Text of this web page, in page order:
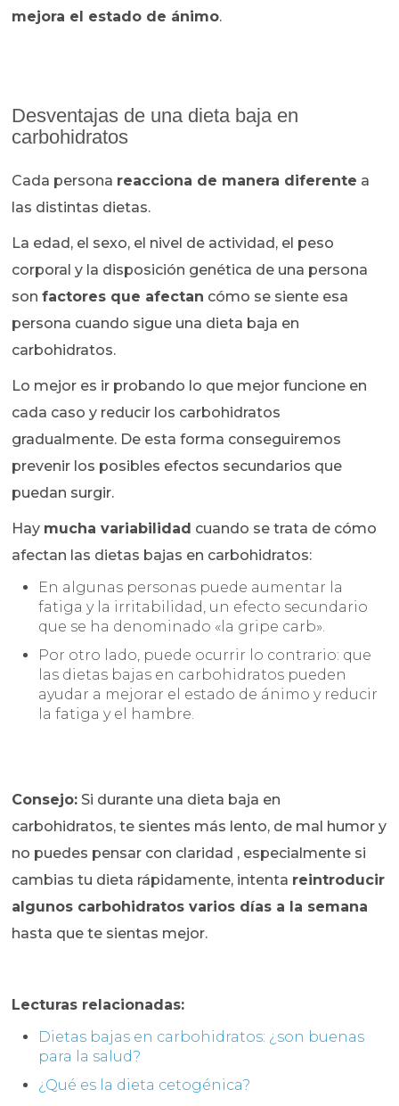
mejora el estado de ánimo.
Desventajas de una dieta baja en
carbohidratos
Cada persona reacciona de manera diferente a
las distintas dietas.
La edad, el sexo, el nivel de actividad, el peso
corporal y la disposición genética de una persona
sonfactores que afectan cómo se siente esa
persona cuando sigue una dieta baja en
carbohidratos.
Lo mejor es ir probando lo que mejor funcione en
cada caso y reducir los carbohidratos
gradualmente. De esta forma conseguiremos
prevenir los posibles efectos secundarios que
puedan surgir.
Hay mucha variabilidad cuando se trata de cómo
afectan las dietas bajas en carbohidratos:
En algunas personas puede aumentar la
fatiga y la irritabilidad, un efecto secundario
que se ha denominado «la gripe carb».
Por otro lado, puede ocurrir lo contrario: que
las dietas bajas en carbohidratos pueden
ayudar a mejorar el estado de ánimo y reducir
la fatiga y el hambre.
Consejo: Si durante una dieta baja en
carbohidratos, te sientes más lento, de mal humor y
no puedes pensar con claridad , especialmente si
cambias tu dieta rápidamente, intenta reintroducir
algunos carbohidratos varios días a la semana
hasta que te sientas mejor.
Lecturas relacionadas:
Dietas bajas en carbohidratos: ¿son buenas
para la salud?
¿Qué es la dieta cetogénica?